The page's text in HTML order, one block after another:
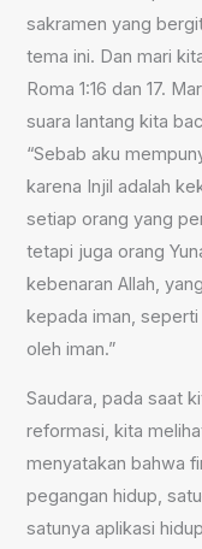
sakramen yang
tema ini. Dan mari
Roma 1:16 dan 17.
suara lantang kita
“Sebab aku
karena Injil adalah
setiap orang yang
tetapi juga orang
kebenaran Allah,
kepada iman, seperti
oleh iman.”
Saudara, pada saat
reformasi, kita
menyatakan bahwa
pegangan hidup,
satunya aplikasi